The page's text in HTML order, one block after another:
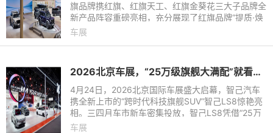
旗品牌携红旗、红旗天工、红旗金葵花三大子品牌全
新产品阵容重磅亮相，充分展现了红旗品牌“提质·焕
新”行动的最新成果。其中，全新一代红旗H9、全新
车展
2026北京车展，“25万级旗舰大满配”就看智己LS8！
4月24日，2026北京国际车展盛大启幕，智己汽车
携全新上市的“跨时代科技旗舰SUV”智己LS8惊艳亮
相。三四月车市新车密集投放，智己LS8凭借“25万
级旗舰大满配”的绝对实力与超高的市场热度强势突
车展